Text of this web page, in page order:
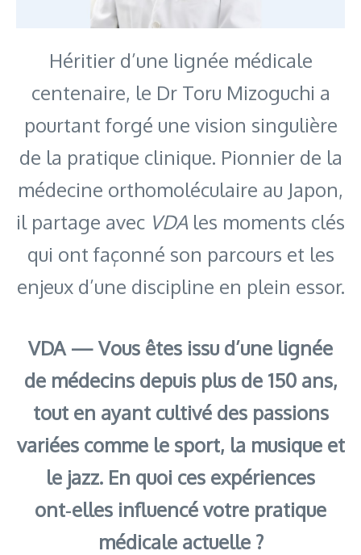
Héritier d’une lignée médicale
centenaire, le Dr Toru Mizoguchi a
pourtant forgé une vision singulière
de la pratique clinique. Pionnier de la
médecine orthomoléculaire au Japon,
il partage avec VDA les moments clés
qui ont façonné son parcours et les
enjeux d’une discipline en plein essor.
VDA — Vous êtes issu d’une lignée
de médecins depuis plus de 150 ans,
tout en ayant cultivé des passions
variées comme le sport, la musique et
le jazz. En quoi ces expériences
ont‑elles influencé votre pratique
médicale actuelle ?